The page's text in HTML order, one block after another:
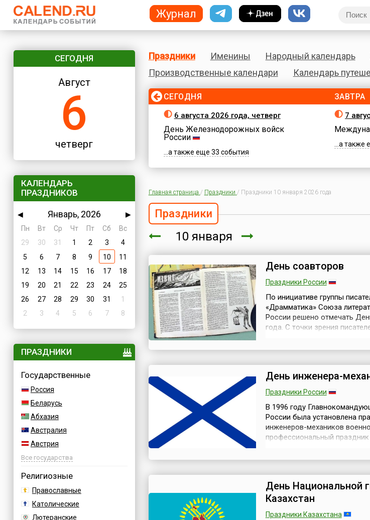
СЕГОДНЯ
Август
6
четверг
КАЛЕНДАРЬ
ПРАЗДНИКОВ
◀ Январь, 2026
▶
Пн
Вт Ср Чт Пт Сб
Вс
29
30 31 1 2 3
4
5
6 7 8 9 10
11
12
13 14 15 16 17
18
19
20 21 22 23 24
25
26
27 28 29 30 31
1
2
3 4 5 6 7 8
ПРАЗДНИКИ
Государственные
Россия
Беларусь
Абхазия
Австралия
Австрия
Азербайджан
Все государства
Религиозные
Православные
Католические
Лютеранские
Праздники Именины Народный календарь
Производственные календари
Календарь
СЕГОДНЯ
6 августа 2026 года, четверг
День Железнодорожных войск
России
...а также еще 33 события
ЗАВТРА
7
...а
Главная страница / Праздники / Праздники 10 января 2026 года
Праздники
10 января
День соавторов
Праздники России
По инициативе группы
«Драмматика» Союза
России решено отмечать
года. С точки зрения
Стругацких – повес...
День инженера-
Праздники России
В 1996 году
России была установлена
инженеров-механиков
профессиональный
переход к флоту паровому.
День Национальной
Казахстан
Праздники Казахстана
Журнал